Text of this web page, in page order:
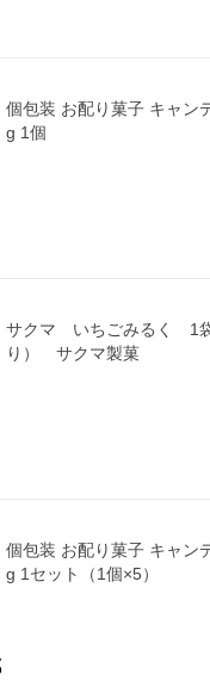
個包装 お配り菓子 キャン
g 1個
サクマ いちごみるく 1
り） サクマ製菓
個包装 お配り菓子 キャン
g 1セット（1個×5）